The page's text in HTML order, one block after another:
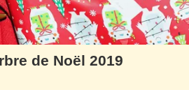
de Noël 2019